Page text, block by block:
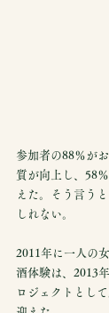
参加者の88％が
質が向上し、58
えた。そう言う
しれない。
2011年に一人の
酒体験は、2013
ロジェクトとし